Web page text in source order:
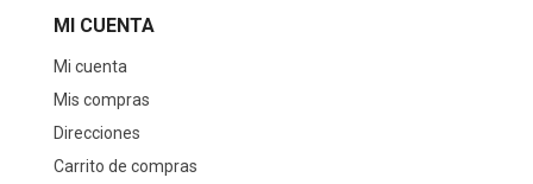
MI CUENTA
Mi cuenta
Mis compras
Direcciones
Carrito de compras